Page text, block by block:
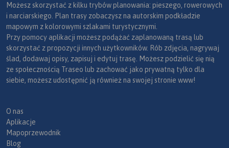
Możesz skorzystać z kilku trybów planowania: pieszego, rowerowych
i narciarskiego. Plan trasy zobaczysz na autorskim podkładzie
mapowym z kolorowymi szlakami turystycznymi.
Przy pomocy aplikacji możesz podążać zaplanowaną trasą lub
skorzystać z propozycji innych użytkowników. Rób zdjęcia, nagrywaj
ślad, dodawaj opisy, zapisuj i edytuj trasę. Możesz podzielić się nią
ze społecznością Traseo lub zachować jako prywatną tylko dla
siebie, możesz udostępnić ją również na swojej stronie www!
O nas
Aplikacje
Mapoprzewodnik
Blog